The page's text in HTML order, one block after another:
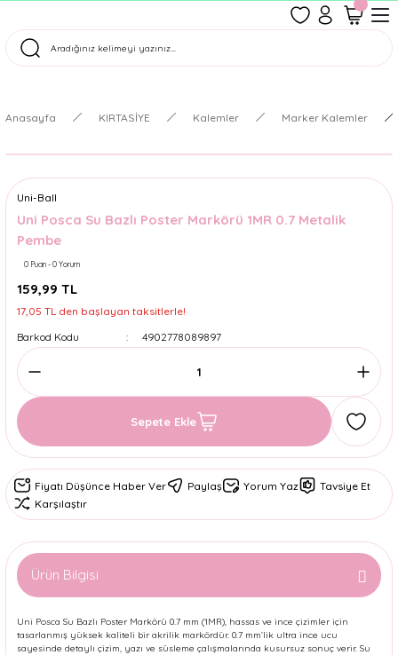
Tüm Siparişler Aynı Gün Kargoda!
Anasayfa KIRTASİYE Kalemler Marker Kalemler
Uni-Ball
Uni Posca Su Bazlı Poster Markörü 1MR 0.7 Metalik
Pembe
0 Puan - 0 Yorum
159,99 TL
17,05 TL den başlayan taksitlerle!
Barkod Kodu
4902778089897
Sepete Ekle
Fiyatı Düşünce Haber Ver Paylaş Yorum Yaz
Tavsiye Et
Karşılaştır
Ürün Bilgisi
Uni Posca Su Bazlı Poster Markörü 0.7 mm (1MR), hassas ve ince çizimler için
tasarlanmış yüksek kaliteli bir akrilik markördür. 0.7 mm’lik ultra ince ucu
sayesinde detaylı çizim, yazı ve süsleme çalışmalarında kusursuz sonuç verir. Su